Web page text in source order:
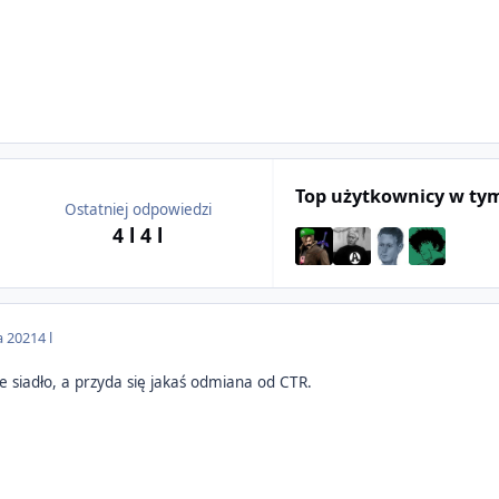
Ostatniej odpowiedzi
4 l4 l
Top użytkownicy w
20214 l
a przyda się jakaś odmiana od CTR.